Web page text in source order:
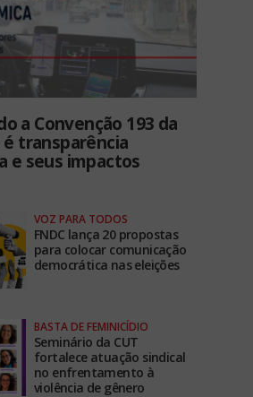
VOZ PARA TODOS
FNDC lança 20 propostas
para colocar comunicação
democrática nas eleições
BASTA DE FEMINICÍDIO
Seminário da CUT
fortalece atuação sindical
no enfrentamento à
violência de gênero
a Convenção 193 da
é transparência
e seus impactos